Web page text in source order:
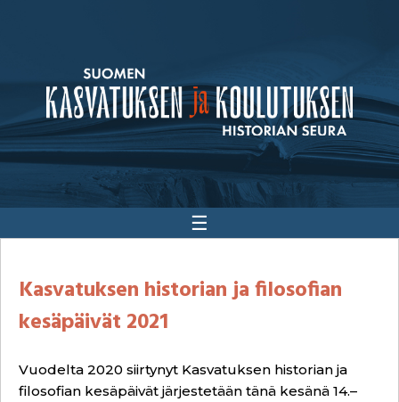
☰
Kasvatuksen historian ja filosofian
kesäpäivät 2021
Vuodelta 2020 siirtynyt Kasvatuksen historian ja
filosofian kesäpäivät järjestetään tänä kesänä 14.–